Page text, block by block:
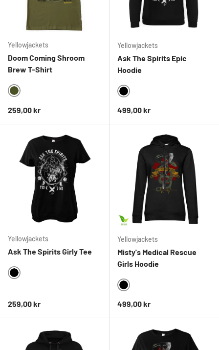
Yellowjackets
Doom Coming Shroom
Brew T-Shirt
OLIVE
Ordinarie pris
259,00 kr
Yellowjackets
Ask The Spirits Epic
Hoodie
BLACK
Ordinarie pris
499,00 kr
Yellowjackets
Ask The Spirits Girly Tee
BLACK
Ordinarie pris
259,00 kr
Yellowjackets
Misty's Medical Rescue
Girls Hoodie
BLACK
Ordinarie pris
499,00 kr